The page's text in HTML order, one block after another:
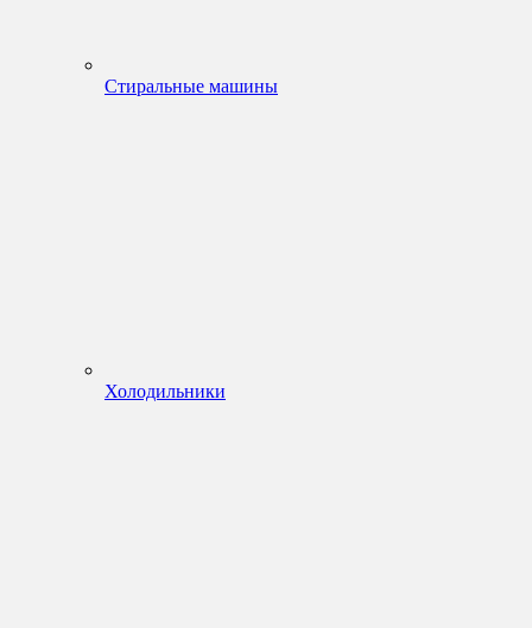
Стиральные машины
Холодильники